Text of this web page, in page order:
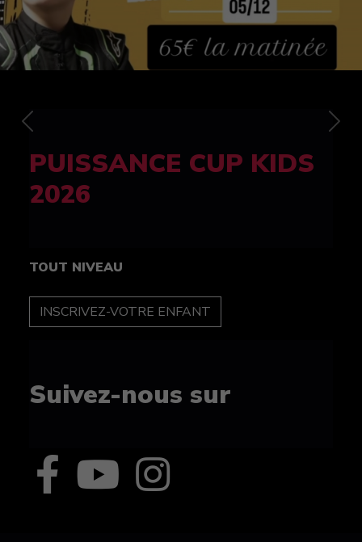
FELINE CUP 100%
féminine
TOUT NIVEAU
INSCRIPTION
Suivez-nous sur
Previous Next